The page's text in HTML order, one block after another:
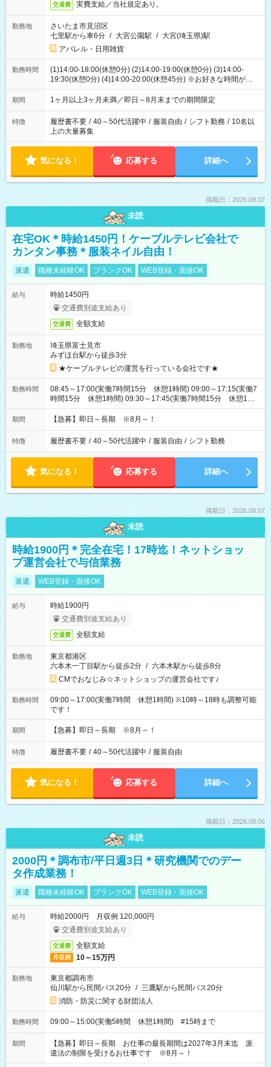
交通費 実費支給／当社規定あり。
勤務地
さいたま市見沼区
七里駅から車6分 / 大宮公園駅 / 大宮(埼玉県)駅
アパレル・日用雑貨
勤務時間
(1)14:00-18:00(休憩0分) (2)14:00-19:00(休憩0分) (3)14:00-
19:30(休憩0分) (4)14:00-20:00(休憩45分) ※お好きな時間が選べ
ます
期間 1ヶ月以上3ヶ月未満／即日～8月末までの期間限定
特徴 履歴書不要 / 40～50代活躍中 / 服装自由 / シフト勤務 / 10名以
上の大量募集
気になる！ 応募する 詳細へ
掲載日：2026.08.07
未読
在宅OK＊時給1450円！ケーブルテレビ会社で
カンタン事務＊服装ネイル自由！
派遣 職種未経験OK ブランクOK WEB登録・面接OK
給与
時給1450円
交通費別途支給あり
交通費 全額支給
勤務地
埼玉県富士見市
みずほ台駅から徒歩3分
★ケーブルテレビの運営を行っている会社です★
勤務時間
08:45～17:00(実働7時間15分 休憩1時間) 09:00～17:15(実働7
時間15分 休憩1時間) 09:30～17:45(実働7時間15分 休憩1時
間) ※11:45～20:00：週1回程度遅番あります(在宅勤務OK) ※配
属チームにより
期間 【急募】即日～長期 ※8月～！
特徴 履歴書不要 / 40～50代活躍中 / 服装自由 / シフト勤務
気になる！ 応募する 詳細へ
掲載日：2026.08.07
未読
時給1900円＊完全在宅！17時迄！ネットショッ
プ運営会社で与信業務
派遣 WEB登録・面接OK
給与
時給1900円
交通費別途支給あり
交通費 全額支給
勤務地
東京都港区
六本木一丁目駅から徒歩2分 / 六本木駅から徒歩8分
CMでおなじみ☆ネットショップの運営会社です♪
勤務時間
09:00～17:00(実働7時間 休憩1時間) ※10時～18時も調整可能
です！
期間 【急募】即日～長期 ※8月～！
特徴 履歴書不要 / 40～50代活躍中 / 服装自由
気になる！ 応募する 詳細へ
掲載日：2026.08.06
未読
2000円＊調布市/平日週3日＊研究機関でのデー
タ作成業務！
派遣 職種未経験OK ブランクOK WEB登録・面接OK
給与
時給2000円 月収例 120,000円
交通費別途支給あり
交通費 全額支給
月収例 10～15万円
勤務地
東京都調布市
仙川駅から民間バス20分 / 三鷹駅から民間バス20分
消防・防災に関する財団法人
勤務時間 09:00～15:00(実働5時間 休憩1時間) #15時まで
期間
【急募】即日～長期 お仕事の最長期間は2027年3月末迄 派
遣法の制限を受けるお仕事です ※8月～！